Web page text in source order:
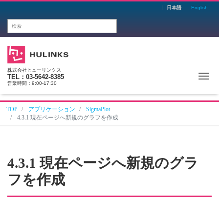
日本語 English
株式会社ヒューリンクス
TEL：03-5642-8385
営業時間：9:00-17:30
TOP アプリケーション
SigmaPlot
4.3.1 現在ページへ新規のグラフを作成
4.3.1 現在ページへ新規のグラ
フを作成